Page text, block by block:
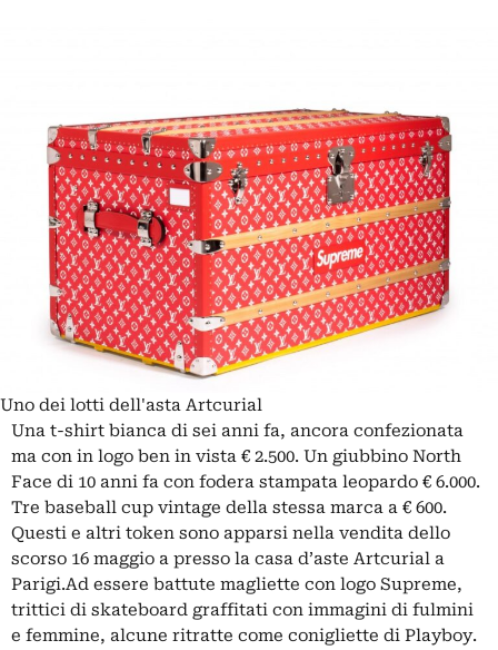
Uno dei lotti dell'asta Artcurial
Una t-shirt bianca di sei anni fa, ancora confezionata
ma con in logo ben in vista € 2.500. Un giubbino North
Face di 10 anni fa con fodera stampata leopardo € 6.000.
Tre baseball cup vintage della stessa marca a € 600.
Questi e altri token sono apparsi nella vendita dello
scorso 16 maggio a presso la casa d’aste Artcurial a
Parigi.Ad essere battute magliette con logo Supreme,
trittici di skateboard graffitati con immagini di fulmini
e femmine, alcune ritratte come conigliette di Playboy.